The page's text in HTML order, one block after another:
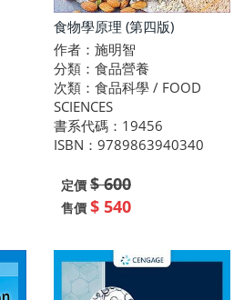
食物學原理 (第四版)
作者：施明智
分類：食品營養
次類：食品科學 / FOOD
SCIENCES
書系代碼：19456
ISBN：9789863940340
定價 $ 600
售價 $ 540